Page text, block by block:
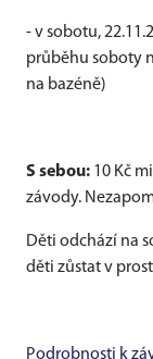
- v sobotu,
průběhu soboty
na bazéně)
S sebou: 10 Kč
závody.
Děti odchází na
děti zůstat v
Podrobnosti k